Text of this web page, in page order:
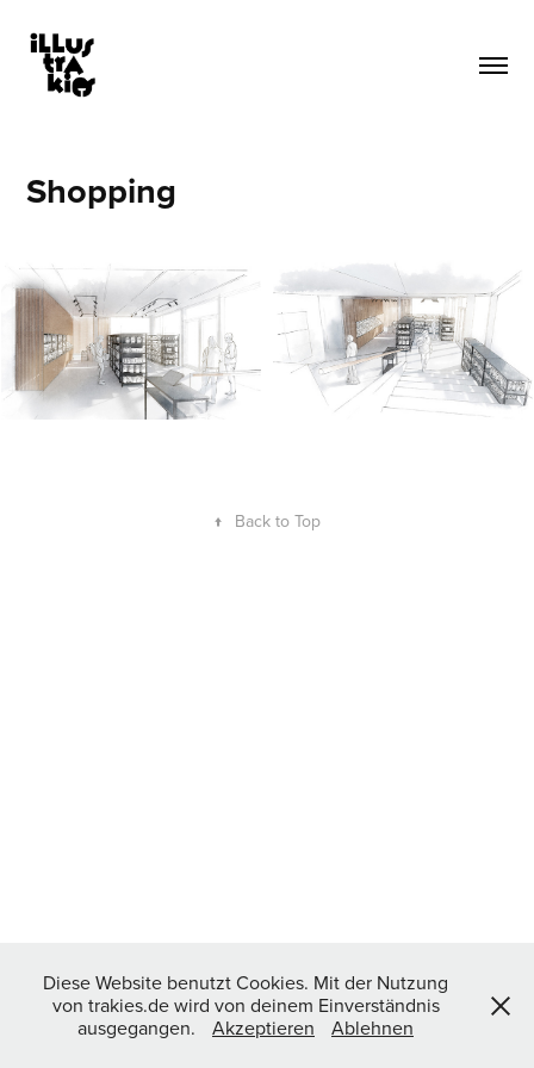
Shopping
↑ Back to Top
Diese Website benutzt Cookies. Mit der Nutzung
von trakies.de wird von deinem Einverständnis
ausgegangen.
Akzeptieren Ablehnen